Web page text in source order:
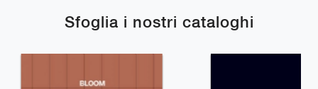
Sfoglia i nostri cataloghi